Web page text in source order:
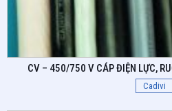
CV – 450/750 V CÁP ĐIỆN LỰC,
Cadivi